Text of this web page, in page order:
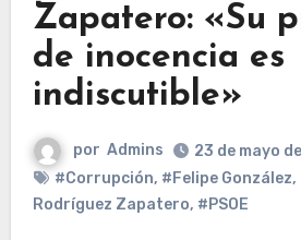
Zapatero: «Su
de inocencia es
indiscutible»
por Admins
23 de mayo
#Corrupción, #Felipe González,
Rodríguez Zapatero, #PSOE